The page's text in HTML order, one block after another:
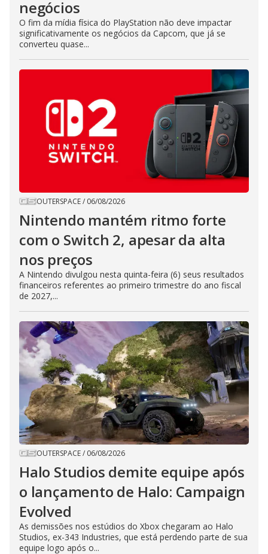
negócios
O fim da mídia física do PlayStation não deve impactar
significativamente os negócios da Capcom, que já se
converteu quase...
OUTERSPACE/ 06/08/2026
Nintendo mantém ritmo forte
com o Switch 2, apesar da alta
nos preços
A Nintendo divulgou nesta quinta-feira (6) seus resultados
financeiros referentes ao primeiro trimestre do ano fiscal
de 2027,...
OUTERSPACE/ 06/08/2026
Halo Studios demite equipe após
o lançamento de Halo: Campaign
Evolved
As demissões nos estúdios do Xbox chegaram ao Halo
Studios, ex-343 Industries, que está perdendo parte de sua
equipe logo após o...